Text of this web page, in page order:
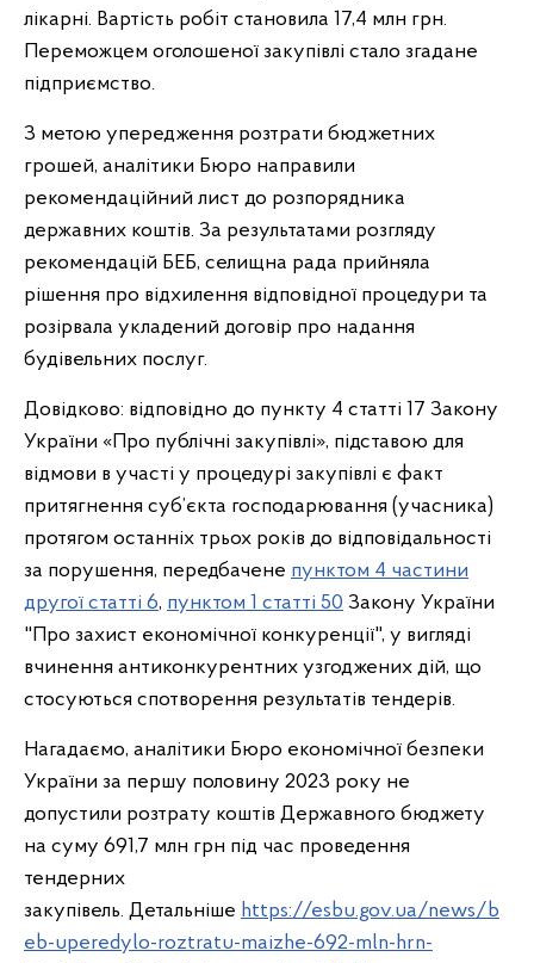
лікарні. Вартість робіт становила 17,4 млн грн.
Переможцем оголошеної закупівлі стало згадане
підприємство.
З метою упередження розтрати бюджетних
грошей, аналітики Бюро направили
рекомендаційний лист до розпорядника
державних коштів. За результатами розгляду
рекомендацій БЕБ, селищна рада прийняла
рішення про відхилення відповідної процедури та
розірвала укладений договір про надання
будівельних послуг.
Довідково: відповідно до пункту 4 статті 17 Закону
України «Про публічні закупівлі», підставою для
відмови в участі у процедурі закупівлі є факт
притягнення суб’єкта господарювання (учасника)
протягом останніх трьох років до відповідальності
за порушення, передбачене пунктом 4 частини
другої статті 6, пунктом 1 статті 50 Закону України
"Про захист економічної конкуренції", у вигляді
вчинення антиконкурентних узгоджених дій, що
стосуються спотворення результатів тендерів.
Нагадаємо, аналітики Бюро економічної безпеки
України за першу половину 2023 року не
допустили розтрату коштів Державного бюджету
на суму 691,7 млн грн під час проведення
тендерних
закупівель. Детальніше https://esbu.gov.ua/news/b
eb-uperedylo-roztratu-maizhe-692-mln-hrn-